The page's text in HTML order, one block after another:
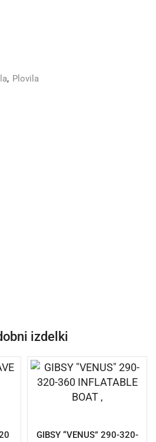
, Plovila
izdelki
GIBSY “VENUS” 290-320-